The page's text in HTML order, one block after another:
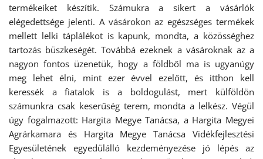
termékeiket készítik. Számukra a sikert a vásárlók
elégedettsége jelenti. A vásárokon az egészséges termékek
mellett lelki táplálékot is kapunk, mondta, a közösséghez
tartozás büszkeségét. Továbbá ezeknek a vásároknak az a
nagyon fontos üzenetük, hogy a földből ma is ugyanúgy
meg lehet élni, mint ezer évvel ezelőtt, és itthon kell
keressék a fiatalok is a boldogulást, mert külföldön
számunkra csak keserűség terem, mondta a lelkész. Végül
úgy fogalmazott: Hargita Megye Tanácsa, a Hargita Megyei
Agrárkamara és Hargita Megye Tanácsa Vidékfejlesztési
Egyesületének egyedülálló kezdeményezése jó lépés az